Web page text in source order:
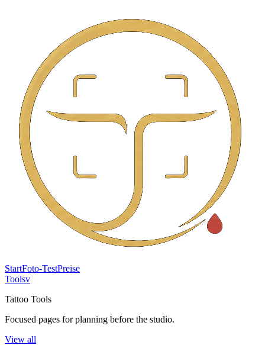
StartFoto-TestPreise
Toolsv
Tattoo Tools
Focused pages for planning before the studio.
View all